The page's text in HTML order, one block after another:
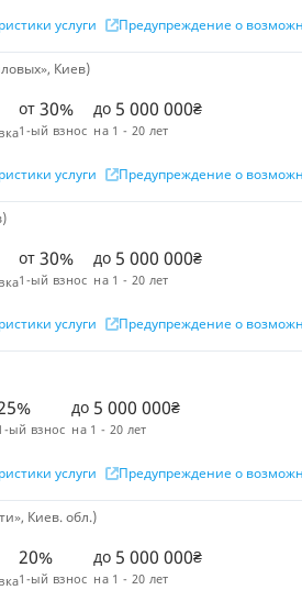
услуги Предупреждение о
Киев)
от 30%
1-ый взнос
до 5 000 000₴
на 1 - 20 лет
услуги Предупреждение о
от 30%
1-ый взнос
до 5 000 000₴
на 1 - 20 лет
услуги Предупреждение о
ый взнос
до 5 000 000₴
на 1 - 20 лет
услуги Предупреждение о
Киев. обл.)
20%
1-ый взнос
до 5 000 000₴
на 1 - 20 лет